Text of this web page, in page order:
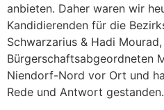
anbieten. Daher waren wir
Kandidierenden für die
Schwarzarius & Hadi
Bürgerschaftsabgeordneten
Niendorf-Nord vor Ort und
Rede und Antwort gestanden.